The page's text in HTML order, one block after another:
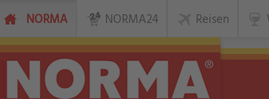
NORMA NORMA24 Reisen